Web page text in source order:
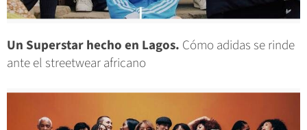
Un Superstar hecho en Lagos. Cómo adidas se rinde
ante el streetwear africano